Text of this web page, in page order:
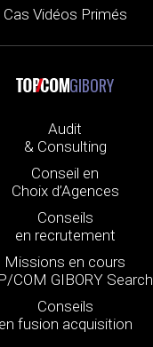
Cas Vidéos Primés
GIBORY
Audit
& Consulting
Conseil en
Choix d’Agences
Conseils
en recrutement
Missions en cours
COM GIBORY Search
Conseils
en fusion acquisition